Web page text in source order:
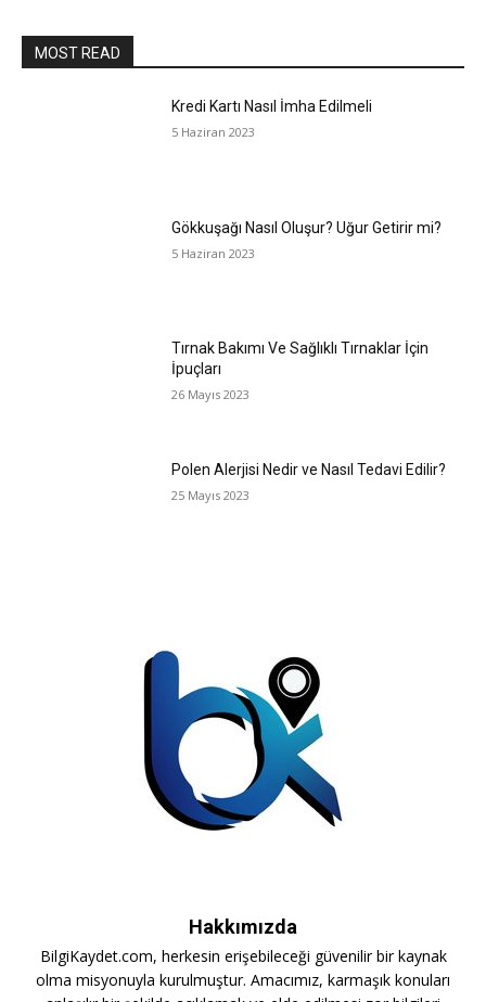
MOST READ
Kredi Kartı Nasıl İmha Edilmeli
5 Haziran 2023
Gökkuşağı Nasıl Oluşur? Uğur Getirir mi?
5 Haziran 2023
Tırnak Bakımı Ve Sağlıklı Tırnaklar İçin
İpuçları
26 Mayıs 2023
Polen Alerjisi Nedir ve Nasıl Tedavi Edilir?
25 Mayıs 2023
Hakkımızda
BilgiKaydet.com, herkesin erişebileceği güvenilir bir kaynak
olma misyonuyla kurulmuştur. Amacımız, karmaşık konuları